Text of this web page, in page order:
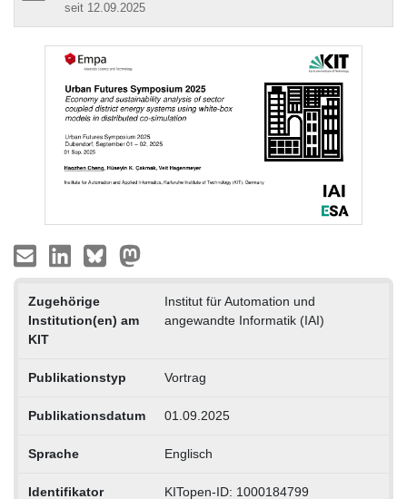
seit 12.09.2025
Zugehörige
Institution(en) am
KIT
Institut für Automation und
angewandte Informatik (IAI)
Publikationstyp Vortrag
Publikationsdatum 01.09.2025
Sprache Englisch
Identifikator KITopen-ID: 1000184799